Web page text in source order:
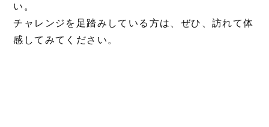
い。
チャレンジを足踏みしている方は、ぜひ、訪れて体
感してみてください。